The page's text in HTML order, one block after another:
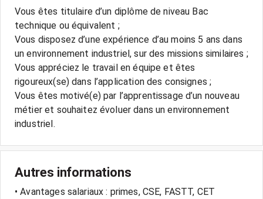
Vous êtes titulaire d’un diplôme de niveau Bac
technique ou équivalent ;
Vous disposez d’une expérience d’au moins 5 ans dans
un environnement industriel, sur des missions similaires ;
Vous appréciez le travail en équipe et êtes
rigoureux(se) dans l’application des consignes ;
Vous êtes motivé(e) par l’apprentissage d’un nouveau
métier et souhaitez évoluer dans un environnement
industriel.
Autres informations
• Avantages salariaux : primes, CSE, FASTT, CET